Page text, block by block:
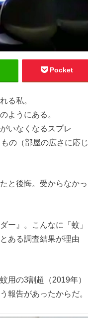
Pocket
る私。
ようにある。
いなくなるスプレ
の（部屋の広さに応じ
と後悔。受からなかっ
ー』。こんなに「蚊」
ある調査結果が理由
用の3割超（2019年）
報告があったからだ。